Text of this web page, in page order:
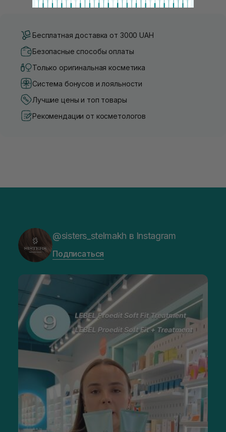
Бесплатная доставка от 3000 UAH
Безопасные способы оплаты
Только оригинальная косметика
Система бонусов и лояльности
Лучшие цены и топ товары
Рекомендации от косметологов
@sisters_stelmakh в Instagram
Подписаться